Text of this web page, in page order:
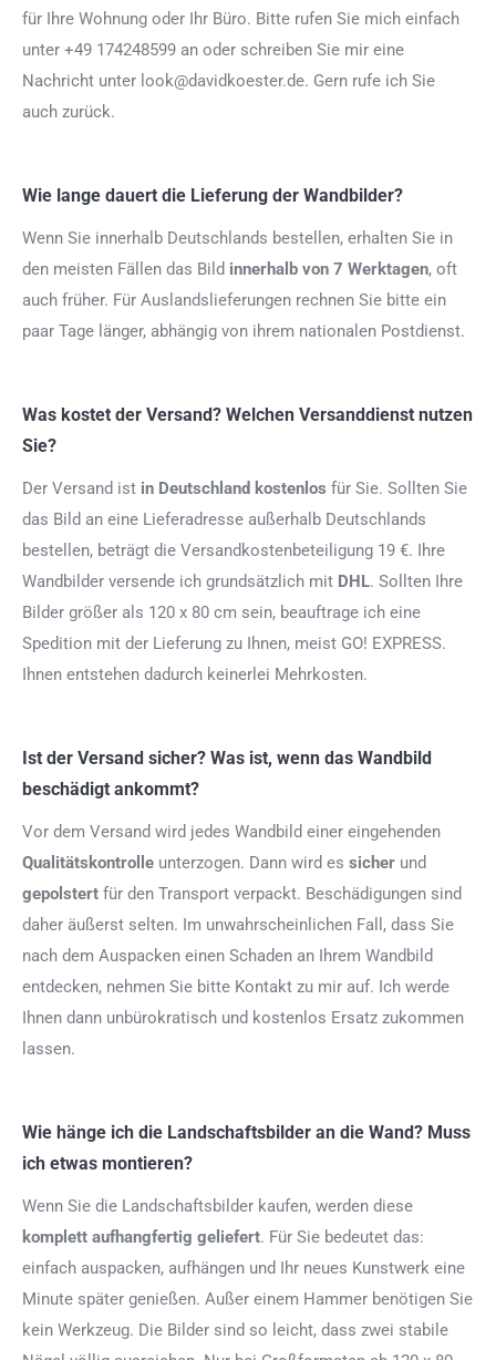
für Ihre Wohnung oder Ihr Büro. Bitte rufen Sie mich einfach
unter +49 174248599 an oder schreiben Sie mir eine
Nachricht unter look@davidkoester.de. Gern rufe ich Sie
auch zurück.
Wie lange dauert die Lieferung der Wandbilder?
Wenn Sie innerhalb Deutschlands bestellen, erhalten Sie in
den meisten Fällen das Bild innerhalb von 7 Werktagen, oft
auch früher. Für Auslandslieferungen rechnen Sie bitte ein
paar Tage länger, abhängig von ihrem nationalen Postdienst.
Was kostet der Versand? Welchen Versanddienst nutzen
Sie?
Der Versand ist in Deutschland kostenlos für Sie. Sollten Sie
das Bild an eine Lieferadresse außerhalb Deutschlands
bestellen, beträgt die Versandkostenbeteiligung 19 €. Ihre
Wandbilder versende ich grundsätzlich mit DHL. Sollten Ihre
Bilder größer als 120 x 80 cm sein, beauftrage ich eine
Spedition mit der Lieferung zu Ihnen, meist GO! EXPRESS.
Ihnen entstehen dadurch keinerlei Mehrkosten.
Ist der Versand sicher? Was ist, wenn das Wandbild
beschädigt ankommt?
Vor dem Versand wird jedes Wandbild einer eingehenden
Qualitätskontrolle unterzogen. Dann wird es sicher und
gepolstert für den Transport verpackt. Beschädigungen sind
daher äußerst selten. Im unwahrscheinlichen Fall, dass Sie
nach dem Auspacken einen Schaden an Ihrem Wandbild
entdecken, nehmen Sie bitte Kontakt zu mir auf. Ich werde
Ihnen dann unbürokratisch und kostenlos Ersatz zukommen
lassen.
Wie hänge ich die Landschaftsbilder an die Wand? Muss
ich etwas montieren?
Wenn Sie die Landschaftsbilder kaufen, werden diese
komplett aufhangfertig geliefert. Für Sie bedeutet das:
einfach auspacken, aufhängen und Ihr neues Kunstwerk eine
Minute später genießen. Außer einem Hammer benötigen Sie
kein Werkzeug. Die Bilder sind so leicht, dass zwei stabile